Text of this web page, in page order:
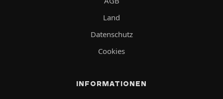
Land
Datenschutz
Cookies
INFORMATIONEN